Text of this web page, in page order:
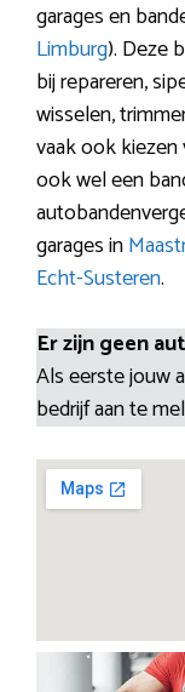
garages en
Limburg). Deze
bij repareren,
wisselen,
vaak ook
ook wel een
garages in
Echt-Susteren.
Er zijn geen
Als eerste jouw
bedrijf aan te